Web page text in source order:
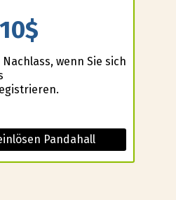
10$
Nachlass, wenn Sie sich
Pandahall